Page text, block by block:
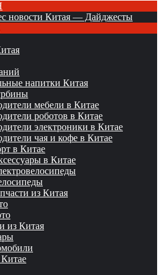
новости Китая — Дайджесты
напитки Китая
мебели в Китае
роботов в Китае
электроники в Китае
чая и кофе в Китае
в Китае
в Китае
из Китая
из Китая